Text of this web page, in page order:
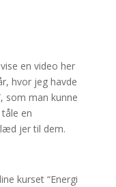
en video her
hvor jeg havde
som man kunne
en
jer til dem.
kurset “Energi